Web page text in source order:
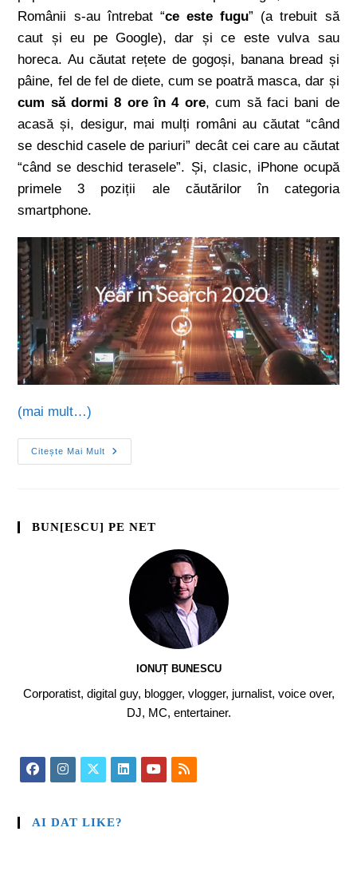
Românii s-au întrebat “ce este fugu” (a trebuit să
caut și eu pe Google), dar și ce este vulva sau
horeca. Au căutat rețete de gogoși, banana bread și
pâine, fel de fel de diete, cum se poatră masca, dar și
cum să dormi 8 ore în 4 ore, cum să faci bani de
acasă și, desigur, mai mulți români au căutat “când
se deschid casele de pariuri” decât cei care au căutat
“când se deschid terasele”. Și, clasic, iPhone ocupă
primele 3 poziții ale căutărilor în categoria
smartphone.
(mai mult…)
Citește Mai Mult
BUN[ESCU] PE NET
IONUȚ BUNESCU
Corporatist, digital guy, blogger, vlogger, jurnalist, voice over,
DJ, MC, entertainer.
AI DAT LIKE?